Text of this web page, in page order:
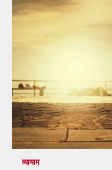
व्यायाम